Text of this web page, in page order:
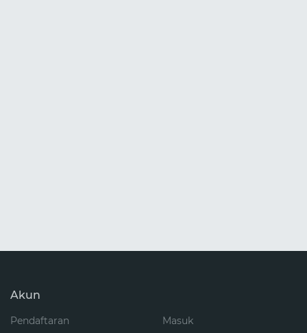
Akun
Pendaftaran
Masuk